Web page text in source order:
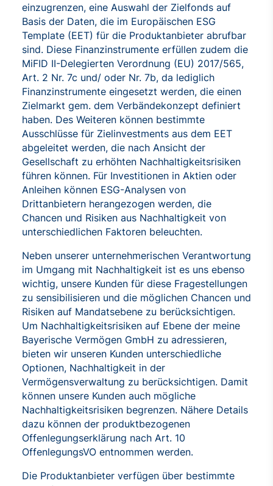
einzugrenzen, eine Auswahl der Zielfonds auf
Basis der Daten, die im Europäischen ESG
Template (EET) für die Produktanbieter abrufbar
sind. Diese Finanzinstrumente erfüllen zudem die
MiFID II-Delegierten Verordnung (EU) 2017/565,
Art. 2 Nr. 7c und/ oder Nr. 7b, da lediglich
Finanzinstrumente eingesetzt werden, die einen
Zielmarkt gem. dem Verbändekonzept definiert
haben. Des Weiteren können bestimmte
Ausschlüsse für Zielinvestments aus dem EET
abgeleitet werden, die nach Ansicht der
Gesellschaft zu erhöhten Nachhaltigkeitsrisiken
führen können. Für Investitionen in Aktien oder
Anleihen können ESG-Analysen von
Drittanbietern herangezogen werden, die
Chancen und Risiken aus Nachhaltigkeit von
unterschiedlichen Faktoren beleuchten.
Neben unserer unternehmerischen Verantwortung
im Umgang mit Nachhaltigkeit ist es uns ebenso
wichtig, unsere Kunden für diese Fragestellungen
zu sensibilisieren und die möglichen Chancen und
Risiken auf Mandatsebene zu berücksichtigen.
Um Nachhaltigkeitsrisiken auf Ebene der meine
Bayerische Vermögen GmbH zu adressieren,
bieten wir unseren Kunden unterschiedliche
Optionen, Nachhaltigkeit in der
Vermögensverwaltung zu berücksichtigen. Damit
können unsere Kunden auch mögliche
Nachhaltigkeitsrisiken begrenzen. Nähere Details
dazu können der produktbezogenen
Offenlegungserklärung nach Art. 10
OffenlegungsVO entnommen werden.
Die Produktanbieter verfügen über bestimmte